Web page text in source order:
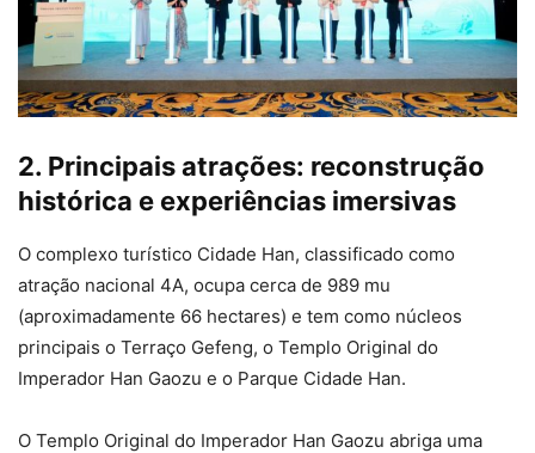
2. Principais atrações: reconstrução
histórica e experiências imersivas
O complexo turístico Cidade Han, classificado como
atração nacional 4A, ocupa cerca de 989 mu
(aproximadamente 66 hectares) e tem como núcleos
principais o Terraço Gefeng, o Templo Original do
Imperador Han Gaozu e o Parque Cidade Han.
O Templo Original do Imperador Han Gaozu abriga uma